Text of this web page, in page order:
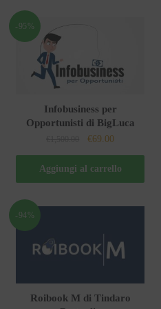
-95%
Infobusiness per
Opportunisti di BigLuca
Il
prezzo
originale
era:
€69.00
prezzo
attuale
è:
Aggiungi al carrello
-94%
Roibook M di Tindaro